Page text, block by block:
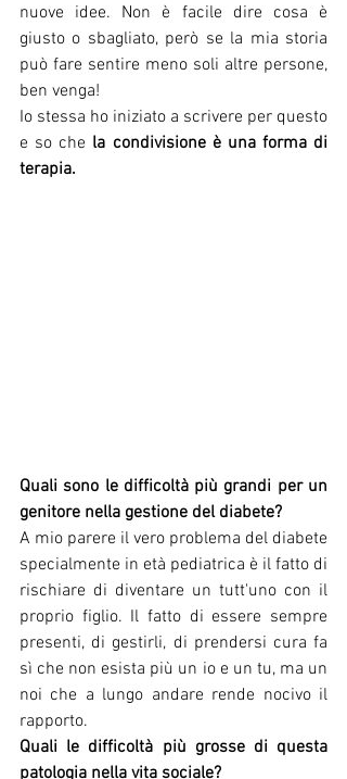
nuove idee. Non è facile dire cosa è
giusto o sbagliato, però se la mia storia
può fare sentire meno soli altre persone,
ben venga!
Io stessa ho iniziato a scrivere per questo
e so che la condivisione è una forma di
terapia.
Quali sono le difficoltà più grandi per un
genitore nella gestione del diabete?
A mio parere il vero problema del diabete
specialmente in età pediatrica è il fatto di
rischiare di diventare un tutt'uno con il
proprio figlio. Il fatto di essere sempre
presenti, di gestirli, di prendersi cura fa
sì che non esista più un io e un tu, ma un
noi che a lungo andare rende nocivo il
rapporto.
Quali le difficoltà più grosse di questa
patologia nella vita sociale?